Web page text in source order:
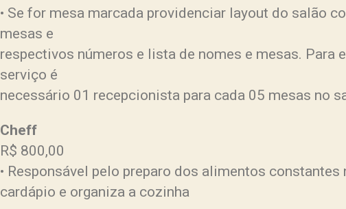
• Se for mesa marcada providenciar layout do salão
mesas e
respectivos números e lista de nomes e mesas. Para
serviço é
necessário 01 recepcionista para cada 05 mesas no
Cheff
R$ 800,00
• Responsável pelo preparo dos alimentos constantes
cardápio e organiza a cozinha